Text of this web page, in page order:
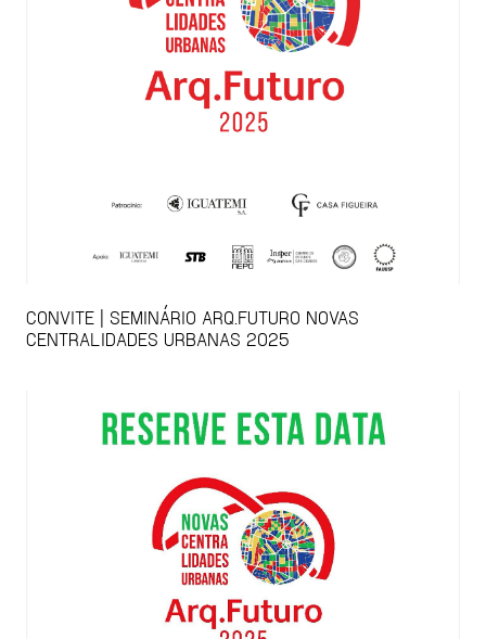
CONVITE | SEMINÁRIO ARQ.FUTURO NOVAS
CENTRALIDADES URBANAS 2025